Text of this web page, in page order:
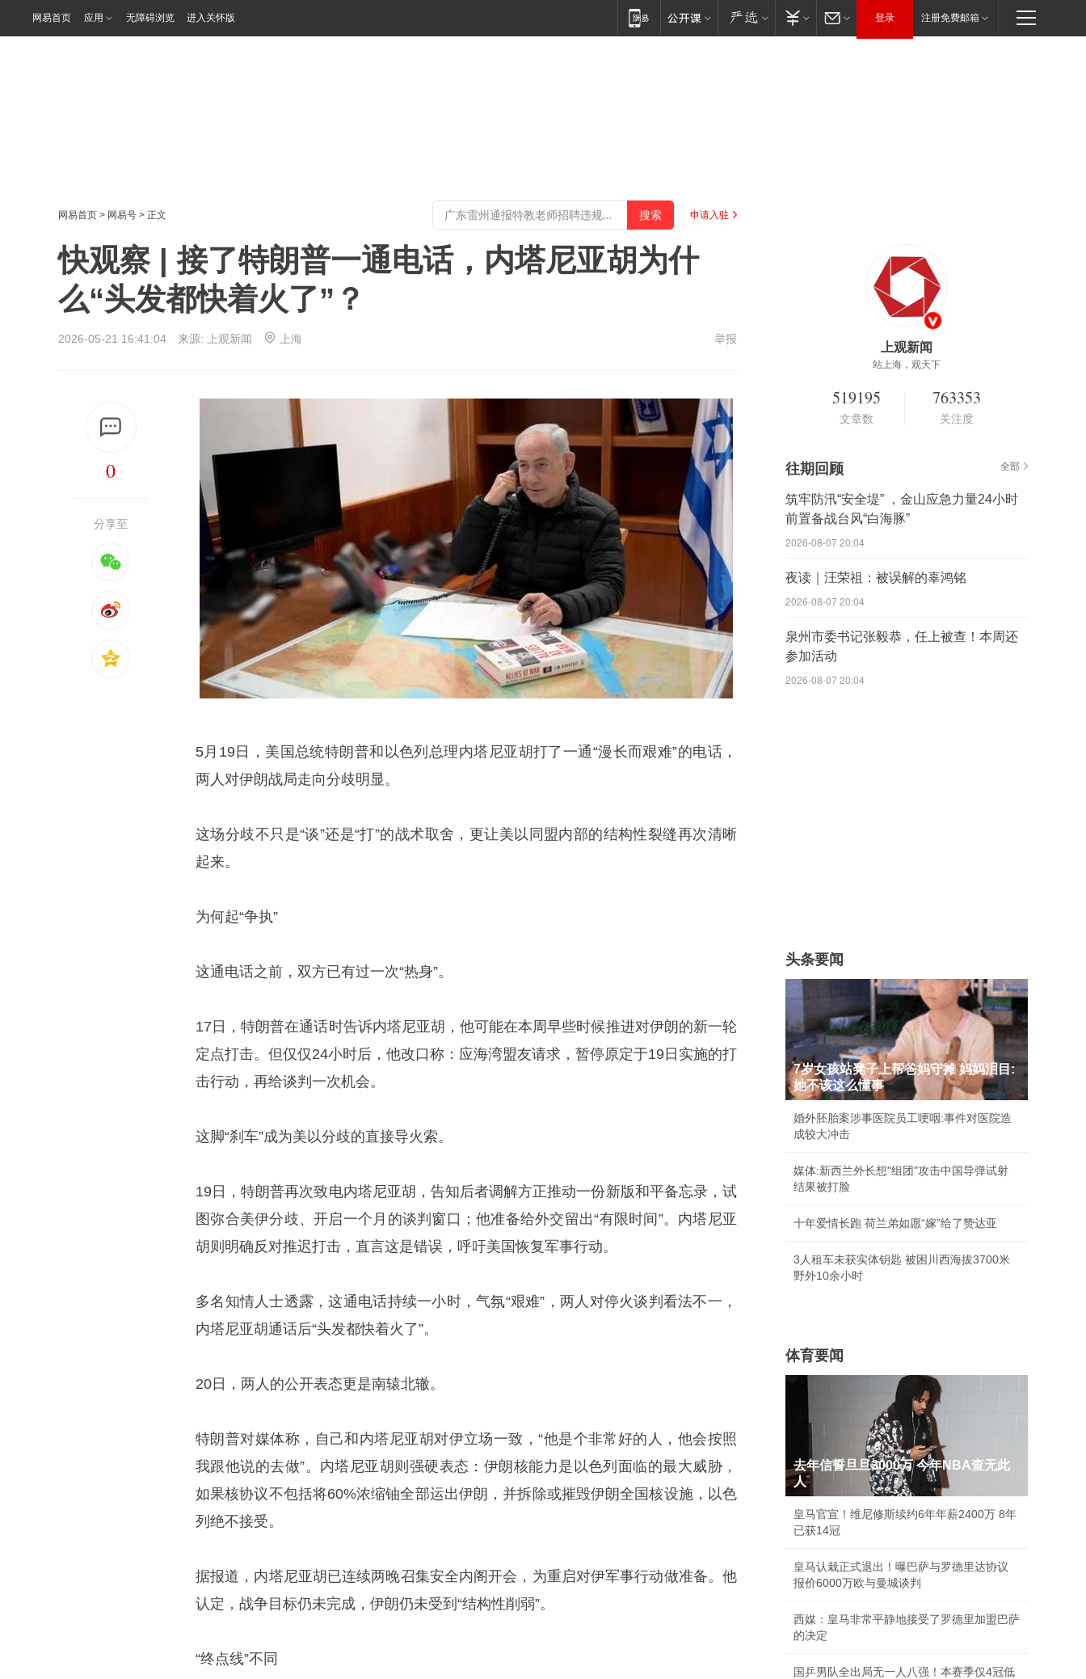
网易首页 应用 无障碍浏览 进入关怀版 登录 注册免费邮箱
网易首页 > 网易号 > 正文 申请入驻
快观察 | 接了特朗普一通电话，内塔尼亚胡为什
么“头发都快着火了”？
2026-05-21 16:41:04 来源: 上观新闻 上海 举报
0
分享至
5月19日，美国总统特朗普和以色列总理内塔尼亚胡打了一通“漫长而艰难”的电话，
两人对伊朗战局走向分歧明显。
这场分歧不只是“谈”还是“打”的战术取舍，更让美以同盟内部的结构性裂缝再次清晰
起来。
为何起“争执”
这通电话之前，双方已有过一次“热身”。
17日，特朗普在通话时告诉内塔尼亚胡，他可能在本周早些时候推进对伊朗的新一轮
定点打击。但仅仅24小时后，他改口称：应海湾盟友请求，暂停原定于19日实施的打
击行动，再给谈判一次机会。
这脚“刹车”成为美以分歧的直接导火索。
19日，特朗普再次致电内塔尼亚胡，告知后者调解方正推动一份新版和平备忘录，试
图弥合美伊分歧、开启一个月的谈判窗口；他准备给外交留出“有限时间”。内塔尼亚
胡则明确反对推迟打击，直言这是错误，呼吁美国恢复军事行动。
多名知情人士透露，这通电话持续一小时，气氛“艰难”，两人对停火谈判看法不一，
内塔尼亚胡通话后“头发都快着火了”。
20日，两人的公开表态更是南辕北辙。
特朗普对媒体称，自己和内塔尼亚胡对伊立场一致，“他是个非常好的人，他会按照
我跟他说的去做”。内塔尼亚胡则强硬表态：伊朗核能力是以色列面临的最大威胁，
如果核协议不包括将60%浓缩铀全部运出伊朗，并拆除或摧毁伊朗全国核设施，以色
列绝不接受。
据报道，内塔尼亚胡已连续两晚召集安全内阁开会，为重启对伊军事行动做准备。他
认定，战争目标仍未完成，伊朗仍未受到“结构性削弱”。
“终点线”不同
上观新闻
站上海，观天下
519195
文章数
763353
关注度
往期回顾 全部
筑牢防汛“安全堤” ，金山应急力量24小时
前置备战台风“白海豚”
2026-08-07 20:04
夜读｜汪荣祖：被误解的辜鸿铭
2026-08-07 20:04
泉州市委书记张毅恭，任上被查！本周还
参加活动
2026-08-07 20:04
头条要闻
7岁女孩站凳子上帮爸妈守摊 妈妈泪目:
她不该这么懂事
婚外胚胎案涉事医院员工哽咽:事件对医院造
成较大冲击
媒体:新西兰外长想"组团"攻击中国导弹试射
结果被打脸
十年爱情长跑 荷兰弟如愿“嫁”给了赞达亚
3人租车未获实体钥匙 被困川西海拔3700米
野外10余小时
体育要闻
去年信誓旦旦3000万 今年NBA查无此
人
皇马官宣！维尼修斯续约6年年薪2400万 8年
已获14冠
皇马认栽正式退出！曝巴萨与罗德里达协议
报价6000万欧与曼城谈判
西媒：皇马非常平静地接受了罗德里加盟巴萨
的决定
国乒男队全出局无一人八强！本赛季仅4冠低